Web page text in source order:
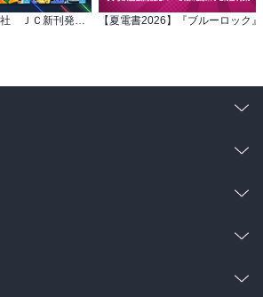
【30%OFFクーポン】集英社 ＪＣ新刊発売記念 440冊以上対象